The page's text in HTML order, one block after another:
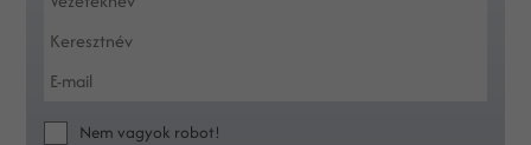
Nem vagyok robot!